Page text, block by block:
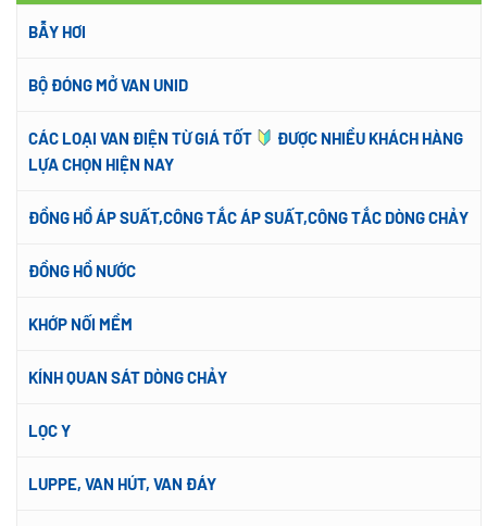
BẪY HƠI
BỘ ĐÓNG MỞ VAN UNID
CÁC LOẠI VAN ĐIỆN TỪ GIÁ TỐT
ĐƯỢC NHIỀU KHÁCH HÀNG
LỰA CHỌN HIỆN NAY
ĐỒNG HỒ ÁP SUẤT,CÔNG TẮC ÁP SUẤT,CÔNG TẮC DÒNG CHẢY
ĐỒNG HỒ NƯỚC
KHỚP NỐI MỀM
KÍNH QUAN SÁT DÒNG CHẢY
LỌC Y
LUPPE, VAN HÚT, VAN ĐÁY